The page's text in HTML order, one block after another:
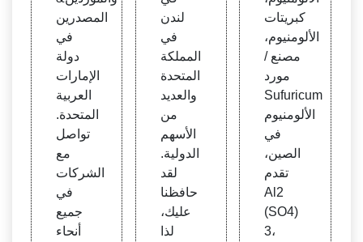
المصدرين
في
دولة
الإمارات
العربية
المتحدة.
تواصل
مع
الشركات
في
جميع
أنحاء
لندن
في
المملكة
المتحدة
والعديد
من
الأسهم
الدولية.
لقد
حافظنا
عليك،
لذا
كبريتات
الألومنيوم،
مصنع /
مورد
Sufuricum
الألومنيوم
في
الصين،
تقدم
Al2
(SO4)
3،